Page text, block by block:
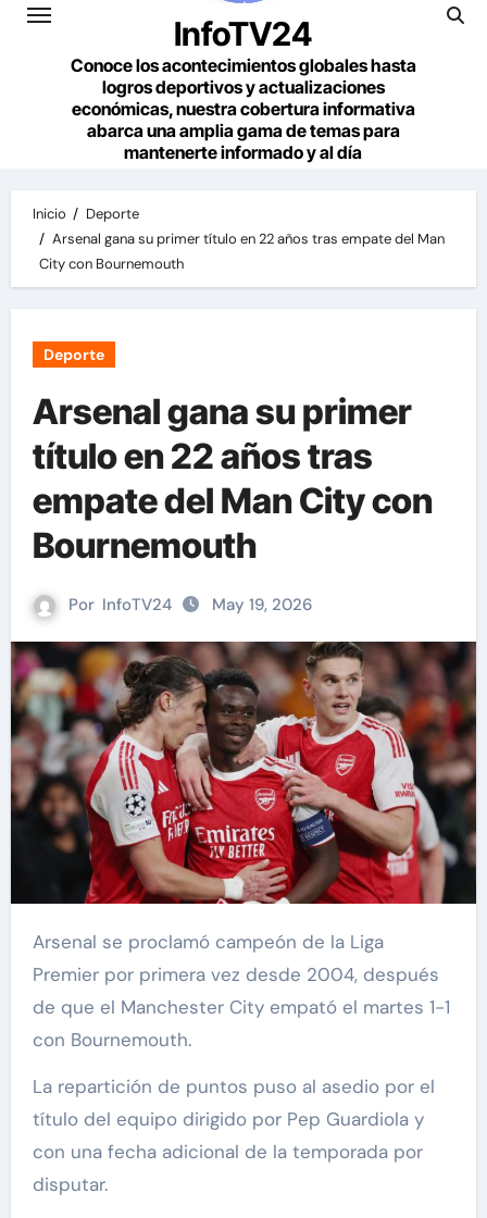
InfoTV24
Conoce los acontecimientos globales hasta
logros deportivos y actualizaciones
económicas, nuestra cobertura informativa
abarca una amplia gama de temas para
mantenerte informado y al día
Inicio
Deporte
Arsenal gana su primer título en 22 años tras empate del Man
City con Bournemouth
Deporte
Arsenal gana su primer
título en 22 años tras
empate del Man City con
Bournemouth
Por InfoTV24 May 19, 2026
Arsenal se proclamó campeón de la Liga
Premier por primera vez desde 2004, después
de que el Manchester City empató el martes 1-1
con Bournemouth.
La repartición de puntos puso al asedio por el
título del equipo dirigido por Pep Guardiola y
con una fecha adicional de la temporada por
disputar.